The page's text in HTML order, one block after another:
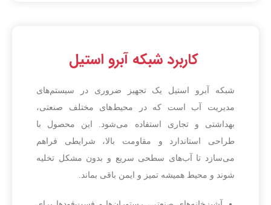
کاربرد شبکه آبرو استیل
شبکه آبرو استیل یک تجهیز ضروری در سیستم‌های
مدیریت آب است که در محیط‌های مختلف صنعتی،
بهداشتی و تجاری استفاده می‌شود. این محصول با
طراحی استاندارد و مقاومت بالا، شرایطی فراهم
می‌سازد تا آب‌های سطحی سریع و بدون مشکل تخلیه
شوند و محیط همیشه تمیز و ایمن باقی بماند.